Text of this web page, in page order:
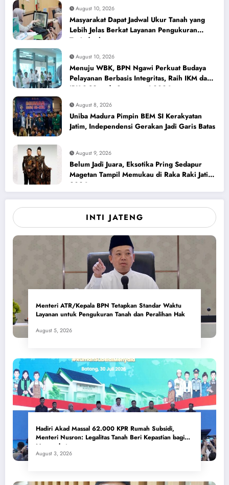
August 10, 2026
Masyarakat Dapat Jadwal Ukur Tanah yang
Lebih Jelas Berkat Layanan Pengukuran
Terjadwal
August 10, 2026
Menuju WBK, BPN Ngawi Perkuat Budaya
Pelayanan Berbasis Integritas, Raih IKM dan
IPK 3,89 pada Semester I 2026
August 8, 2026
Uniba Madura Pimpin BEM SI Kerakyatan
Jatim, Independensi Gerakan Jadi Garis Batas
August 9, 2026
Belum Jadi Juara, Eksotika Pring Sedapur
Magetan Tampil Memukau di Raka Raki Jatim
2026
INTI JATENG
Menteri ATR/Kepala BPN Tetapkan Standar Waktu
Layanan untuk Pengukuran Tanah dan Peralihan Hak
August 5, 2026
Hadiri Akad Massal 62.000 KPR Rumah Subsidi,
Menteri Nusron: Legalitas Tanah Beri Kepastian bagi
Masyarakat
August 3, 2026